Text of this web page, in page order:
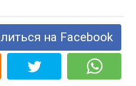
на Facebook